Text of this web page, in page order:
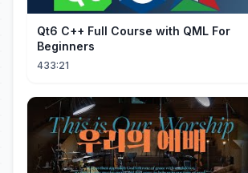
Qt6 C++ Full Course with QML For
Beginners
433:21